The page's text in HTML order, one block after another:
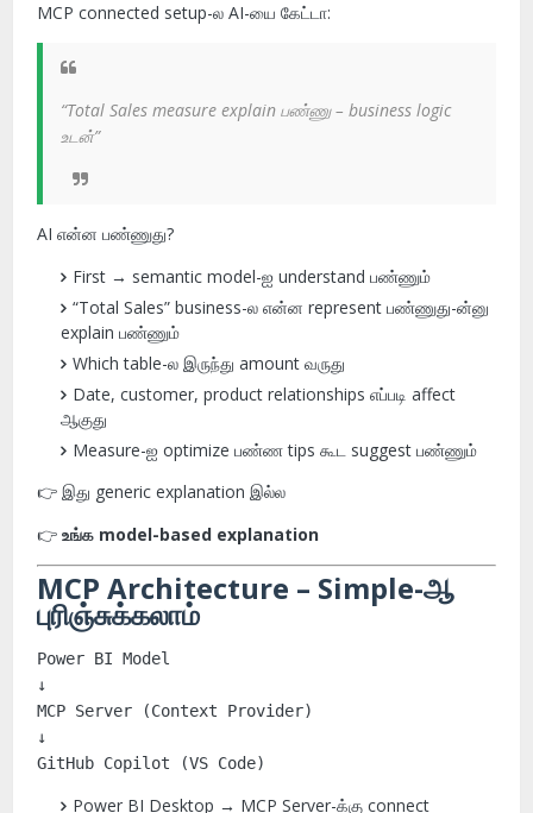
MCP connected setup-ல AI-யை கேட்டா:
“Total Sales measure explain பண்ணு – business logic
உடன்”
AI என்ன பண்ணுது?
First → semantic model-ஐ understand பண்ணும்
“Total Sales” business-ல என்ன represent பண்ணுது-ன்னு
explain பண்ணும்
Which table-ல இருந்து amount வருது
Date, customer, product relationships எப்படி affect
ஆகுது
Measure-ஐ optimize பண்ண tips கூட suggest பண்ணும்
👉 இது generic explanation இல்ல
👉 உங்க model-based explanation
MCP Architecture – Simple-ஆ
புரிஞ்சுக்கலாம்
Power BI Model
↓
MCP Server (Context Provider)
↓
GitHub Copilot (VS Code)
Power BI Desktop → MCP Server-க்கு connect